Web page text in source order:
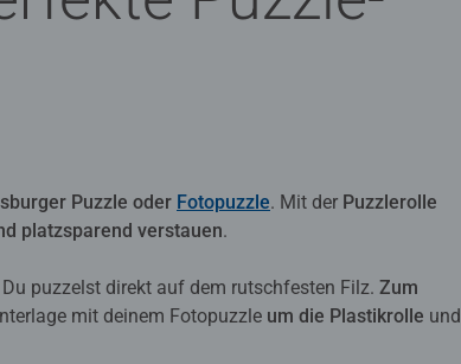
Puzzle oder Fotopuzzle. Mit der Puzzlerolle
platzsparend verstauen.
puzzelst direkt auf dem rutschfesten Filz. Zum
mit deinem Fotopuzzle um die Plastikrolle und